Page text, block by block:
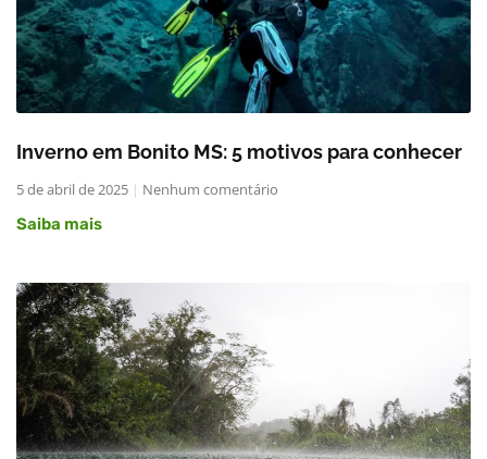
Inverno em Bonito MS: 5 motivos para conhecer
5 de abril de 2025
Nenhum comentário
Saiba mais